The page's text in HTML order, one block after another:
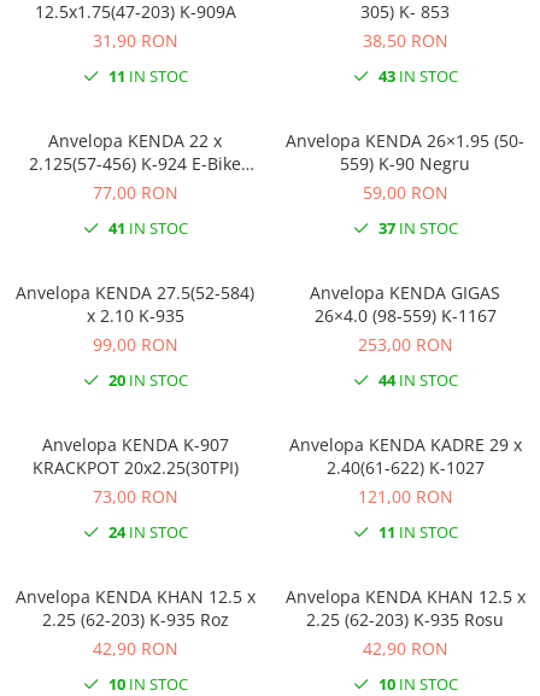
12.5x1.75(47-203) K-909A
31,90 RON
11 IN STOC
305) K- 853
38,50 RON
43IN STOC
Anvelopa KENDA 22 x
2.125(57-456) K-924 E-Bike
Negru
77,00 RON
41 IN STOC
Anvelopa KENDA 26×1.95 (50-
559) K-90 Negru
59,00 RON
37IN STOC
Anvelopa KENDA 27.5(52-584)
x 2.10 K-935
99,00 RON
20IN STOC
Anvelopa KENDA GIGAS
26×4.0 (98-559) K-1167
253,00 RON
44IN STOC
Anvelopa KENDA K-907
KRACKPOT 20x2.25(30TPI)
73,00 RON
24IN STOC
Anvelopa KENDA KADRE 29 x
2.40(61-622) K-1027
121,00 RON
11 IN STOC
Anvelopa KENDA KHAN 12.5 x
2.25 (62-203) K-935 Roz
42,90 RON
10IN STOC
Anvelopa KENDA KHAN 12.5 x
2.25 (62-203) K-935 Rosu
42,90 RON
10IN STOC